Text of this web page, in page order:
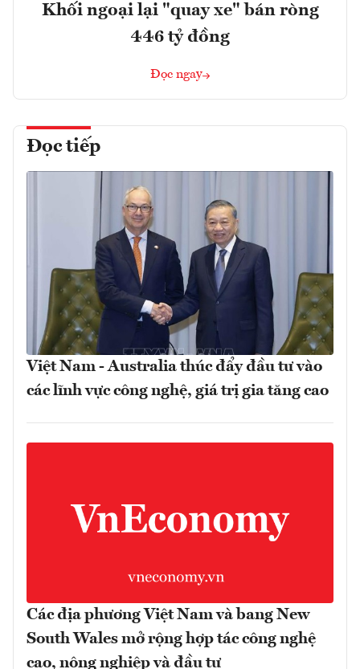
Khối ngoại lại "quay xe" bán ròng
446 tỷ đồng
Đọc ngay
Đọc tiếp
Việt Nam - Australia thúc đẩy đầu tư vào
các lĩnh vực công nghệ, giá trị gia tăng cao
Các địa phương Việt Nam và bang New
South Wales mở rộng hợp tác công nghệ
cao, nông nghiệp và đầu tư